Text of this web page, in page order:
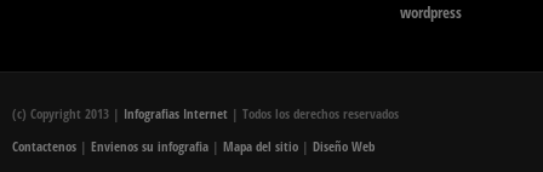
wordpress
(c) Copyright 2013 | Infografias Internet | Todos los derechos reservados
Contactenos | Envienos su infografia | Mapa del sitio | Diseño Web